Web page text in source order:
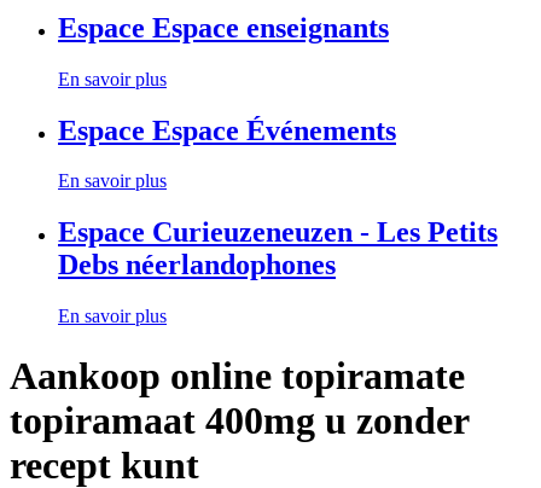
Espace Espace enseignants
En savoir plus
Espace Espace Événements
En savoir plus
Espace Curieuzeneuzen - Les Petits
Debs néerlandophones
En savoir plus
Aankoop online topiramate
topiramaat 400mg u zonder
recept kunt